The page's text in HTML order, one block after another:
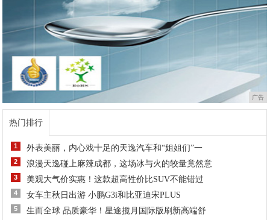
广告
热门排行
1 外表美丽，内心戏十足的天逸汽车和“姐姐们”一
2 浪漫天逸碰上麻辣成都，这场冰与火的较量竟然意
3 美观大气价实惠！这款超高性价比SUV不能错过
4 女车主秋日出游 小鹏G3i和比亚迪宋PLUS
5 生而全球 品质豪华！星途揽月国际版刷新高端舒